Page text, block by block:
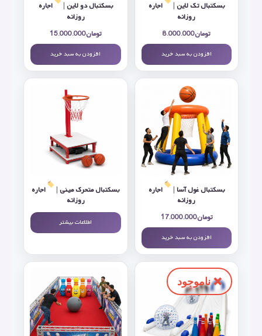
بسکتبال تک لاین |
اجاره
روزانه
تومان8.000.000
افزودن به سبد خرید
بسکتبال دو لاین |
اجاره
روزانه
تومان15.000.000
افزودن به سبد خرید
بسکتبال غول آسا |
اجاره
روزانه
تومان17.000.000
افزودن به سبد خرید
بسکتبال متحرک مینی |
اجاره
روزانه
اطلاعات بیشتر